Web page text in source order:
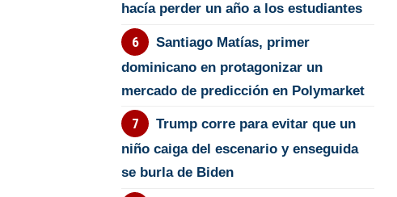
hacía perder un año a los estudiantes
Santiago Matías, primer
dominicano en protagonizar un
mercado de predicción en Polymarket
Trump corre para evitar que un
niño caiga del escenario y enseguida
se burla de Biden